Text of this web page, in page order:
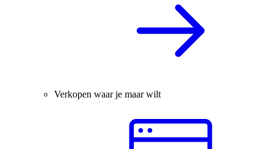
Verkopen waar je maar wilt